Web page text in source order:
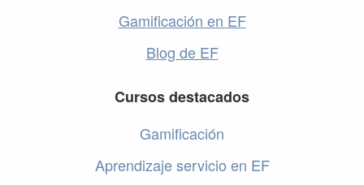
Gamificación en EF
Blog de EF
Cursos destacados
Gamificación
Aprendizaje servicio en EF